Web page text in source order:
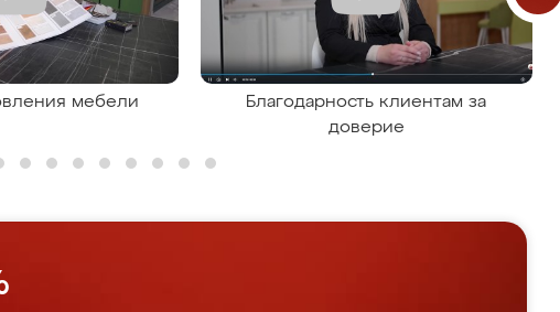
мебели
Благодарность клиентам за
доверие